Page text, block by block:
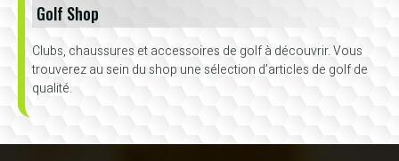
Golf Shop
Clubs, chaussures et accessoires de golf à découvrir. Vous
trouverez au sein du shop une sélection d’articles de golf de
qualité.